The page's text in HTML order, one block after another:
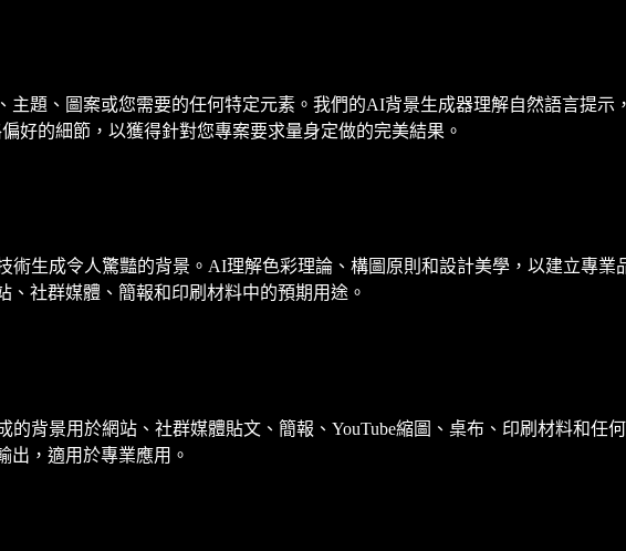
主題、圖案或您需要的任何特定元素。我們的AI背景生成器理解自然語言提
好的細節，以獲得針對您專案要求量身定做的完美結果。
生成令人驚豔的背景。AI理解色彩理論、構圖原則和設計美學，以建立專
社群媒體、簡報和印刷材料中的預期用途。
背景用於網站、社群媒體貼文、簡報、YouTube縮圖、桌布、印刷材料和任
出，適用於專業應用。